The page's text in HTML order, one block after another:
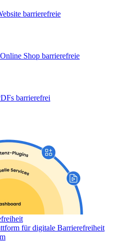
barrierefreie
Shop barrierefreie
barrierefrei
für digitale Barrierefreiheit